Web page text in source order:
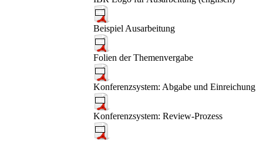
Beispiel Ausarbeitung
Folien der Themenvergabe
Konferenzsystem: Abgabe und Einreichung
Konferenzsystem: Review-Prozess